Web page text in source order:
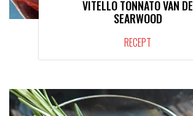
VITELLO TONNATO VAN DE
SEARWOOD
RECEPT